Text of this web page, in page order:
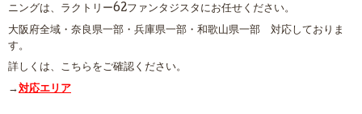
ニングは、ラクトリー62ファンタジスタにお任せください。
大阪府全域・奈良県一部・兵庫県一部・和歌山県一部 対応しておりま
す。
詳しくは、こちらをご確認ください。
→対応エリア